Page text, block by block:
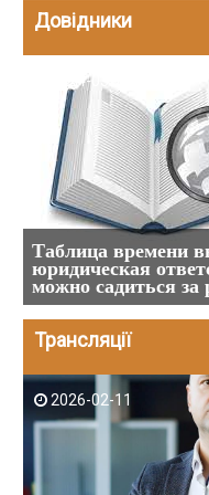
Довідники
2024-03-22
Таблица времени
юридическая
можно садиться за
Трансляції
2026-02-11